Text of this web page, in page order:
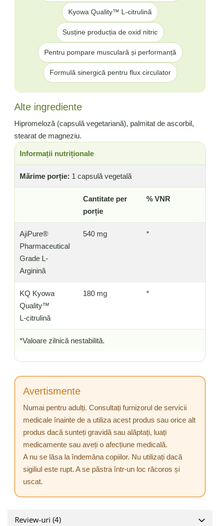
Informații nutriționale
Mărime porție: 1 capsulă vegetală
Cantitate per
porție
% VNR
AjiPure®
Pharmaceutical
Grade L-
Arginină
540 mg *
KQ Kyowa
Quality™
L-citrulină
180 mg *
*Valoare zilnică nestabilită.
Kyowa Quality™ L-citrulină
Susține producția de oxid nitric
Pentru pompare musculară și performanță
Formulă sinergică pentru flux circulator
Alte ingrediente
Hipromeloză (capsulă vegetariană), palmitat de ascorbil,
stearat de magneziu.
Avertismente
Numai pentru adulți. Consultați furnizorul de servicii
medicale înainte de a utiliza acest produs sau orice alt
produs dacă sunteți gravidă sau alăptați, luați
medicamente sau aveți o afecțiune medicală.
A nu se lăsa la îndemâna copiilor. Nu utilizați dacă
sigiliul este rupt. A se păstra într-un loc răcoros și
uscat.
Review-uri (4)